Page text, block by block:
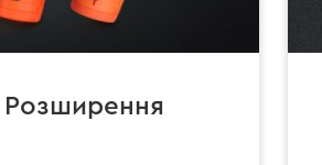
Розширення